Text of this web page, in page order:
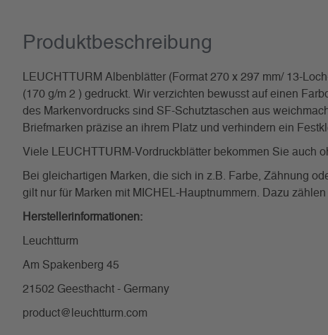
Produkt­beschreibung
LEUCHTTURM Albenblätter (Format 270 x 297 mm/ 13-
(170 g/m 2 ) gedruckt. Wir verzichten bewusst auf einen
des Markenvordrucks sind SF-Schutztaschen aus
Briefmarken präzise an ihrem Platz und verhindern ein
Viele LEUCHTTURM-Vordruckblätter bekommen Sie auch
Bei gleichartigen Marken, die sich in z.B. Farbe, Zähnung
gilt nur für Marken mit MICHEL-Hauptnummern. Dazu
Herstellerinformationen:
Leuchtturm
Am Spakenberg 45
21502 Geesthacht - Germany
product@leuchtturm.com